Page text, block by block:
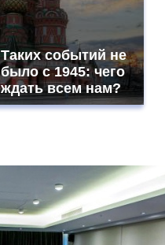
Таких событий не
было с 1945: чего
ждать всем нам?